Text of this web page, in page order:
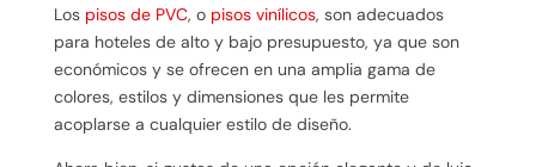
Los pisos de PVC, o pisos vinílicos, son adecuados
para hoteles de alto y bajo presupuesto, ya que son
económicos y se ofrecen en una amplia gama de
colores, estilos y dimensiones que les permite
acoplarse a cualquier estilo de diseño.